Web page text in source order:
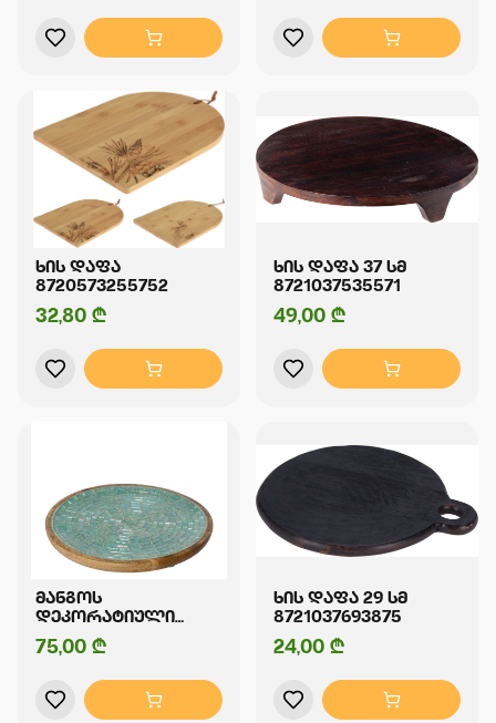
ᲮᲘᲡ ᲓᲐᲤᲐ
8720573255752
32,80 ₾
ᲮᲘᲡ ᲓᲐᲤᲐ 37 ᲡᲛ
8721037535571
49,00 ₾
ᲛᲐᲜᲒᲝᲡ
ᲓᲔᲙᲝᲠᲐᲢᲘᲣᲚᲘ
ᲓᲐᲤᲐ
8720725451889
75,00 ₾
ᲮᲘᲡ ᲓᲐᲤᲐ 29 ᲡᲛ
8721037693875
24,00 ₾